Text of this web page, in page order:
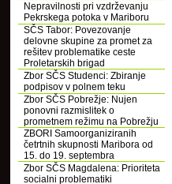
Nepravilnosti pri vzdrževanju
Pekrskega potoka v Mariboru
SČS Tabor: Povezovanje
delovne skupine za promet za
rešitev problematike ceste
Proletarskih brigad
Zbor SČS Studenci: Zbiranje
podpisov v polnem teku
Zbor SČS Pobrežje: Nujen
ponovni razmislitek o
prometnem režimu na Pobrežju
ZBORI Samoorganiziranih
četrtnih skupnosti Maribora od
15. do 19. septembra
Zbor SČS Magdalena: Prioriteta
socialni problematiki